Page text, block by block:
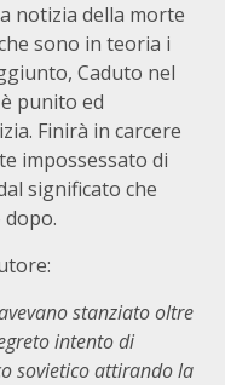
notizia della morte
sono in teoria i
Caduto nel
punito ed
Finirà in carcere
impossessato di
significato che
stanziato oltre
intento di
sovietico attirando la